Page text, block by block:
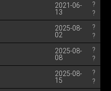
2021-06-
13
?
?
2025-08-
02
?
?
2025-08-
08
?
?
2025-08-
15
?
?